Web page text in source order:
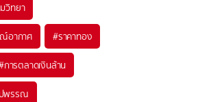
วิทยา
อากาศ #ราคาทอง
การตลาดเงินล้าน
พรรณ